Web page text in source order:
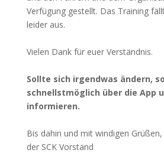
Verfügung gestellt. Das Training
leider aus.
Vielen Dank für euer Verständnis.
Sollte sich irgendwas ändern,
schnellstmöglich über die App
informieren.
Bis dahin und mit windigen Grüßen,
der SCK Vorstand